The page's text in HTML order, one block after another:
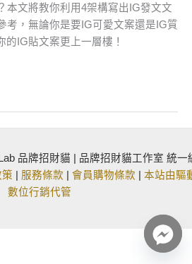
本文將教你利用4架構寫出IG發文文
考，無論你是要IG可愛文案還是IG質
IG貼文案更上一層樓！
品牌招財貓 | 品牌招財貓工作室 統一
策 | 服務條款 | 會員購物條款 | 本站由驅
數位行銷代管